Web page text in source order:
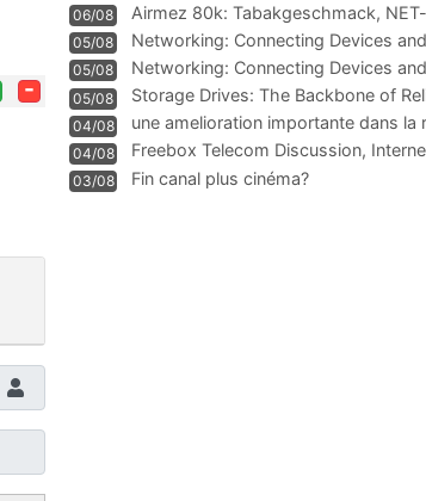
-
06/08
Airmez 80k: Tabakgeschmack, NET-
Technologie und Leistung im
05/08 Networking: Connecting Devices
05/08
Networking: Connecting Devices
Information
05/08
Storage Drives: The Backbone of
Management
04/08
une amelioration importante dans la
WIFI
04/08
Freebox Telecom Discussion,
Communi
03/08 Fin canal plus cinéma?